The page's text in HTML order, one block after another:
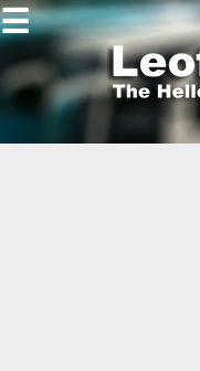
Gallery
☰